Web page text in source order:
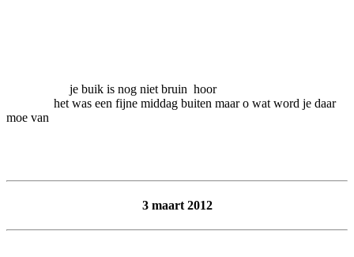
je buik is nog niet bruin hoor
het was een fijne middag buiten maar o wat word je daar
moe van
3 maart 2012